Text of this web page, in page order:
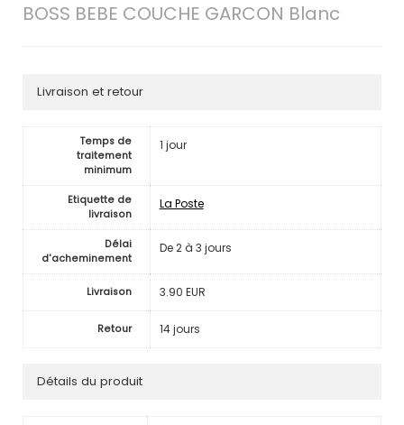
BOSS BEBE COUCHE GARCON Blanc
Livraison et retour
Temps de
traitement
minimum
1 jour
Etiquette de
livraison
La Poste
Délai
d'acheminement
De 2 à 3 jours
Livraison 3.90 EUR
Retour 14 jours
Détails du produit